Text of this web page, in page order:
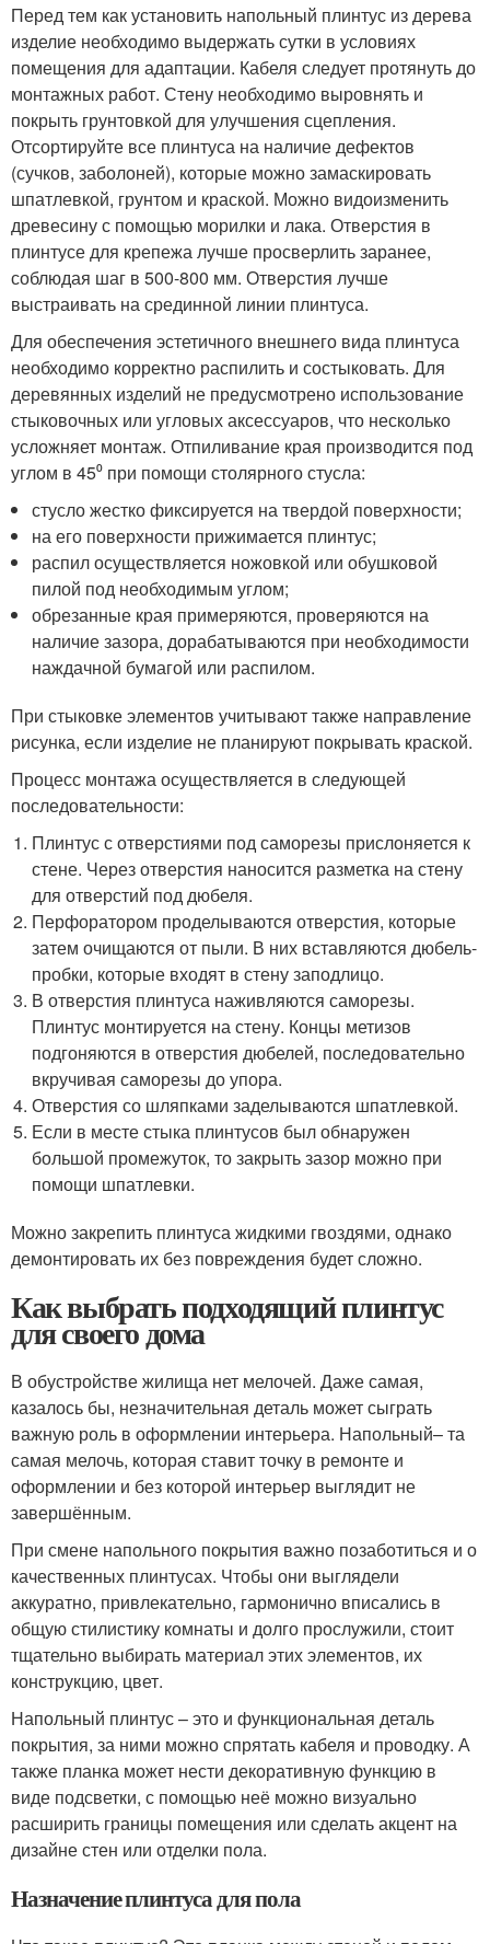
Перед тем как установить напольный плинтус из дерева
изделие необходимо выдержать сутки в условиях
помещения для адаптации. Кабеля следует протянуть до
монтажных работ. Стену необходимо выровнять и
покрыть грунтовкой для улучшения сцепления.
Отсортируйте все плинтуса на наличие дефектов
(сучков, заболоней), которые можно замаскировать
шпатлевкой, грунтом и краской. Можно видоизменить
древесину с помощью морилки и лака. Отверстия в
плинтусе для крепежа лучше просверлить заранее,
соблюдая шаг в 500-800 мм. Отверстия лучше
выстраивать на срединной линии плинтуса.
Для обеспечения эстетичного внешнего вида плинтуса
необходимо корректно распилить и состыковать. Для
деревянных изделий не предусмотрено использование
стыковочных или угловых аксессуаров, что несколько
усложняет монтаж. Отпиливание края производится под
углом в 45⁰ при помощи столярного стусла:
стусло жестко фиксируется на твердой поверхности;
на его поверхности прижимается плинтус;
распил осуществляется ножовкой или обушковой
пилой под необходимым углом;
обрезанные края примеряются, проверяются на
наличие зазора, дорабатываются при необходимости
наждачной бумагой или распилом.
При стыковке элементов учитывают также направление
рисунка, если изделие не планируют покрывать краской.
Процесс монтажа осуществляется в следующей
последовательности:
Плинтус с отверстиями под саморезы прислоняется к
стене. Через отверстия наносится разметка на стену
для отверстий под дюбеля.
Перфоратором проделываются отверстия, которые
затем очищаются от пыли. В них вставляются дюбель-
пробки, которые входят в стену заподлицо.
В отверстия плинтуса наживляются саморезы.
Плинтус монтируется на стену. Концы метизов
подгоняются в отверстия дюбелей, последовательно
вкручивая саморезы до упора.
Отверстия со шляпками заделываются шпатлевкой.
Если в месте стыка плинтусов был обнаружен
большой промежуток, то закрыть зазор можно при
помощи шпатлевки.
Можно закрепить плинтуса жидкими гвоздями, однако
демонтировать их без повреждения будет сложно.
Как выбрать подходящий плинтус
для своего дома
В обустройстве жилища нет мелочей. Даже самая,
казалось бы, незначительная деталь может сыграть
важную роль в оформлении интерьера. Напольный– та
самая мелочь, которая ставит точку в ремонте и
оформлении и без которой интерьер выглядит не
завершённым.
При смене напольного покрытия важно позаботиться и о
качественных плинтусах. Чтобы они выглядели
аккуратно, привлекательно, гармонично вписались в
общую стилистику комнаты и долго прослужили, стоит
тщательно выбирать материал этих элементов, их
конструкцию, цвет.
Напольный плинтус – это и функциональная деталь
покрытия, за ними можно спрятать кабеля и проводку. А
также планка может нести декоративную функцию в
виде подсветки, с помощью неё можно визуально
расширить границы помещения или сделать акцент на
дизайне стен или отделки пола.
Назначение плинтуса для пола